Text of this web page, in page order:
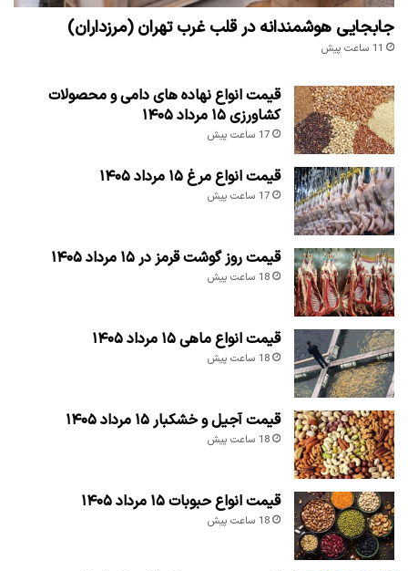
جابجایی هوشمندانه در قلب غرب تهران (مرزداران)
11 ساعت پیش
قیمت انواع نهاده های دامی و محصولات
کشاورزی ۱۵ مرداد ۱۴۰۵
17 ساعت پیش
قیمت انواع مرغ ۱۵ مرداد ۱۴۰۵
17 ساعت پیش
قیمت روز گوشت قرمز در ۱۵ مرداد ۱۴۰۵
18 ساعت پیش
قیمت انواع ماهی ۱۵ مرداد ۱۴۰۵
18 ساعت پیش
قیمت آجیل و خشکبار ۱۵ مرداد ۱۴۰۵
18 ساعت پیش
قیمت انواع حبوبات ۱۵ مرداد ۱۴۰۵
18 ساعت پیش